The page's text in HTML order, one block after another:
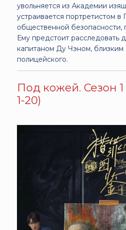
увольняется из Академии
устраивается портретистом
общественной безопасности,
Ему предстоит расследовать
капитаном Ду Чэном, близким
полицейского.
Под кожей. Сезон
1-20)